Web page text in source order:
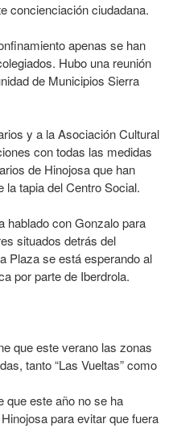
concienciación ciudadana.
apenas se han
Hubo una reunión
de Municipios Sierra
y a la Asociación Cultural
con todas las medidas
de Hinojosa que han
la tapia del Centro Social.
hablado con Gonzalo para
situados detrás del
Plaza se está esperando al
por parte de Iberdrola.
que este verano las zonas
tanto “Las Vueltas” como
que este año no se ha
para evitar que fuera